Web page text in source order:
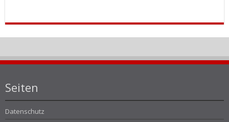
Seiten
Datenschutz